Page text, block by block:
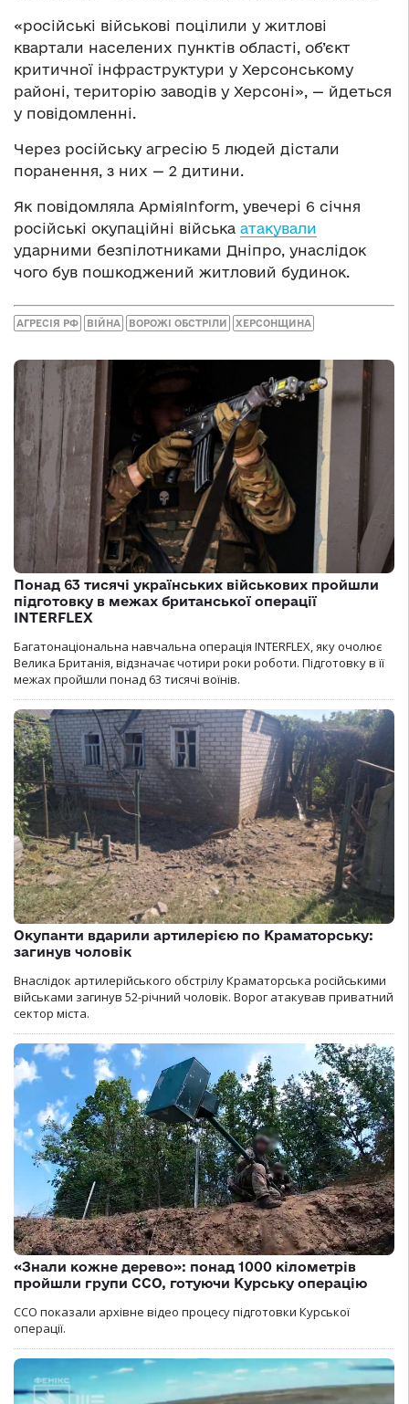
«російські військові поцілили у житлові
квартали населених пунктів області, об’єкт
критичної інфраструктури у Херсонському
районі, територію заводів у Херсоні», — йдеться
у повідомленні.
Через російську агресію 5 людей дістали
поранення, з них — 2 дитини.
Як повідомляла АрміяInform, увечері 6 січня
російські окупаційні війська атакували
ударними безпілотниками Дніпро, унаслідок
чого був пошкоджений житловий будинок.
АГРЕСІЯ РФ ВІЙНА ВОРОЖІ ОБСТРІЛИ ХЕРСОНЩИНА
Понад 63 тисячі українських військових пройшли
підготовку в межах британської операції
INTERFLEX
Багатонаціональна навчальна операція INTERFLEX, яку очолює
Велика Британія, відзначає чотири роки роботи. Підготовку в її
межах пройшли понад 63 тисячі воїнів.
Окупанти вдарили артилерією по Краматорську:
загинув чоловік
Внаслідок артилерійського обстрілу Краматорська російськими
військами загинув 52-річний чоловік. Ворог атакував приватний
сектор міста.
«Знали кожне дерево»: понад 1000 кілометрів
пройшли групи ССО, готуючи Курську операцію
ССО показали архівне відео процесу підготовки Курської
операції.